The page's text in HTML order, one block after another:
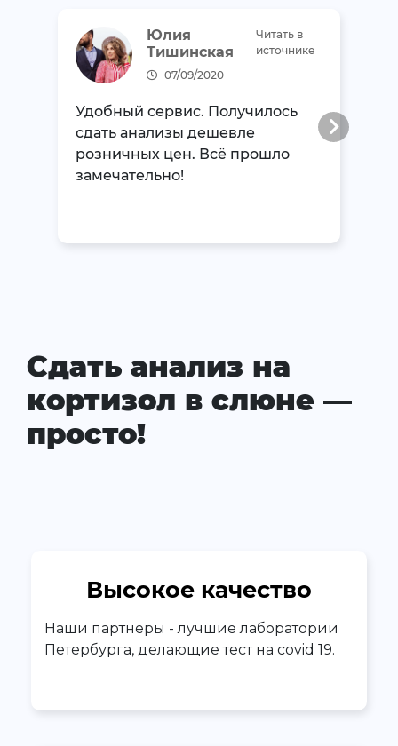
Юлия
Тишинская
07/09/2020
Читать в
источнике
Удобный сервис. Получилось
сдать анализы дешевле
розничных цен. Всё прошло
замечательно!
Сдать анализ на
кортизол в слюне —
просто!
Высокое качество
Наши партнеры - лучшие лаборатории
Петербурга, делающие тест на covid 19.